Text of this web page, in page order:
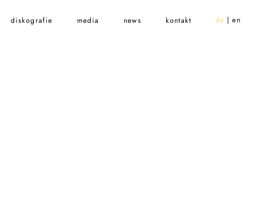
diskografie media news kontakt de en